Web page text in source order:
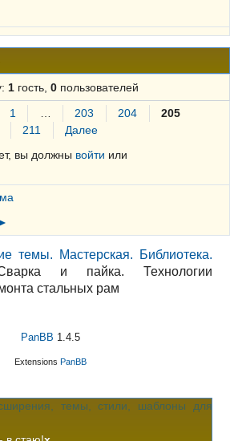
1гость, 0пользователей
1 203 204
205
211
Далее
вы должны войти или
темы. Мастерская. Библиотека.
и пайка. Технологии
стальных рам
PanBB 1.4.5
Extensions PanBB